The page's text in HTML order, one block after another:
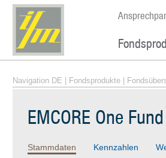
Navigation DE Fondsprodukte
EMCORE One
Stammdaten Kennzahlen